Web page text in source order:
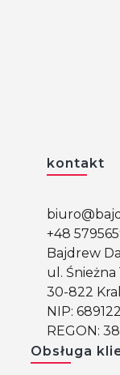
kontakt
+48
Bajdrew
ul. Śnieżna
30-822
NIP:
REGON:
Obsługa